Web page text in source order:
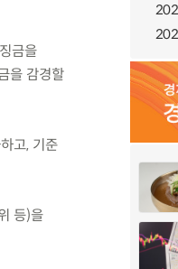
금을
을 감경할
고, 기준
등)을